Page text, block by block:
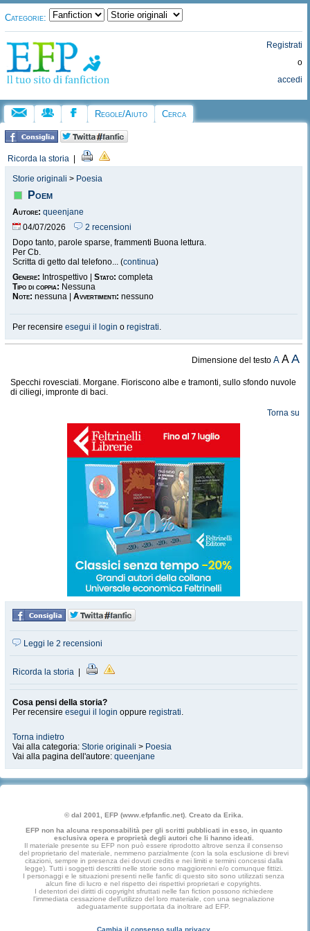
Categorie:
Registrati
o
accedi
Regole/Aiuto Cerca
Ricorda la storia
Storie originali > Poesia
Poem
Autore: queenjane
04/07/2026
2 recensioni
Dopo tanto, parole sparse, frammenti Buona lettura.
Per Cb.
Scritta di getto dal telefono... (continua)
Genere: Introspettivo | Stato: completa
Tipo di coppia: Nessuna
Note: nessuna | Avvertimenti: nessuno
Per recensire esegui il login o registrati.
Dimensione del testoA AA
Specchi rovesciati. Morgane. Fioriscono albe e tramonti, sullo sfondo nuvole
di ciliegi, impronte di baci.
Torna su
Leggi le 2 recensioni
Ricorda la storia
Cosa pensi della storia?
Per recensire esegui il login oppure registrati.
Torna indietro
Vai alla categoria: Storie originali > Poesia
Vai alla pagina dell'autore: queenjane
© dal 2001, EFP (www.efpfanfic.net). Creato da Erika.
EFP non ha alcuna responsabilità per gli scritti pubblicati in esso, in quanto
esclusiva opera e proprietà degli autori che li hanno ideati.
Il materiale presente su EFP non può essere riprodotto altrove senza il consenso
del proprietario del materiale, nemmeno parzialmente (con la sola esclusione di brevi
citazioni, sempre in presenza dei dovuti credits e nei limiti e termini concessi dalla
legge). Tutti i soggetti descritti nelle storie sono maggiorenni e/o comunque fittizi.
I personaggi e le situazioni presenti nelle fanfic di questo sito sono utilizzati senza
alcun fine di lucro e nel rispetto dei rispettivi proprietari e copyrights.
I detentori dei diritti di copyright sfruttati nelle fan fiction possono richiedere
l'immediata cessazione dell'utilizzo del loro materiale, con una segnalazione
adeguatamente supportata da inoltrare ad EFP.
Cambia il consenso sulla privacy